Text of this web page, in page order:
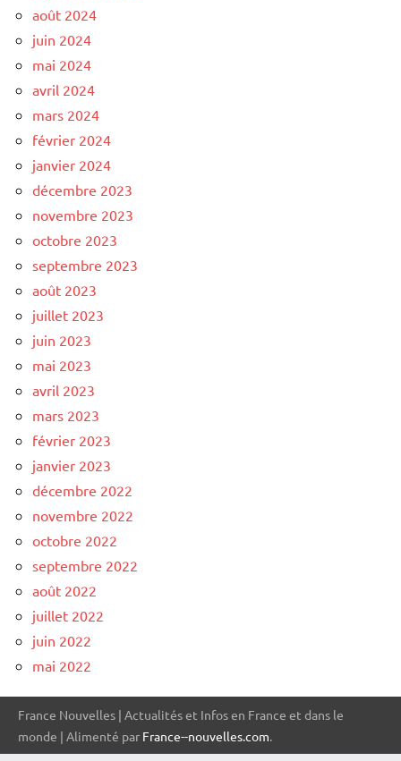
août 2024
juin 2024
mai 2024
avril 2024
mars 2024
février 2024
janvier 2024
décembre 2023
novembre 2023
octobre 2023
septembre 2023
août 2023
juillet 2023
juin 2023
mai 2023
avril 2023
mars 2023
février 2023
janvier 2023
décembre 2022
novembre 2022
octobre 2022
septembre 2022
août 2022
juillet 2022
juin 2022
mai 2022
France Nouvelles | Actualités et Infos en France et dans le
monde | Alimenté par France--nouvelles.com.